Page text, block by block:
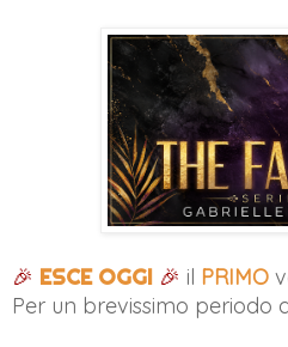
🎉 ESCE OGGI 🎉 il PRIMO
Per un brevissimo periodo